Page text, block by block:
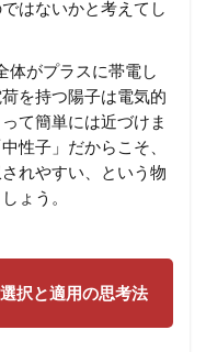
はないかと考えてし
体がプラスに帯電し
を持つ陽子は電気的
て簡単には近づけま
性子」だからこそ、
れやすい、という物
ょう。
択と適用の思考法